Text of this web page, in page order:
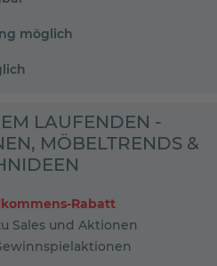
möglich
LAUFENDEN -
MÖBELTRENDS &
Rabatt
Sales und Aktionen